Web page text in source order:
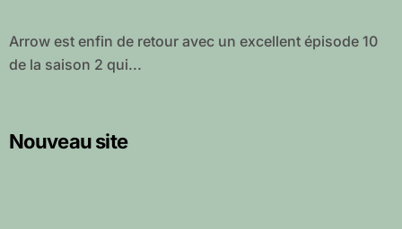
Arrow est enfin de retour avec un excellent épisode 10
de la saison 2 qui...
Nouveau site